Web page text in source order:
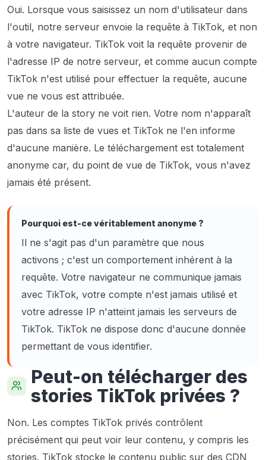
Oui. Lorsque vous saisissez un nom d'utilisateur dans
l'outil, notre serveur envoie la requête à TikTok, et non
à votre navigateur. TikTok voit la requête provenir de
l'adresse IP de notre serveur, et comme aucun compte
TikTok n'est utilisé pour effectuer la requête, aucune
vue ne vous est attribuée.
L'auteur de la story ne voit rien. Votre nom n'apparaît
pas dans sa liste de vues et TikTok ne l'en informe
d'aucune manière. Le téléchargement est totalement
anonyme car, du point de vue de TikTok, vous n'avez
jamais été présent.
Pourquoi est-ce véritablement anonyme ?
Il ne s'agit pas d'un paramètre que nous
activons ; c'est un comportement inhérent à la
requête. Votre navigateur ne communique jamais
avec TikTok, votre compte n'est jamais utilisé et
votre adresse IP n'atteint jamais les serveurs de
TikTok. TikTok ne dispose donc d'aucune donnée
permettant de vous identifier.
Peut-on télécharger des
stories TikTok privées ?
Non. Les comptes TikTok privés contrôlent
précisément qui peut voir leur contenu, y compris les
stories. TikTok stocke le contenu public sur des CDN